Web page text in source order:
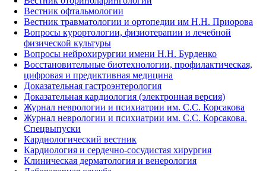
Вестник офтальмологии
Вестник травматологии и ортопедии им Н.Н. Приорова
Вопросы курортологии, физиотерапии и лечебной
физической культуры
Вопросы нейрохирургии имени Н.Н. Бурденко
Восстановительные биотехнологии, профилактическая,
цифровая и предиктивная медицина
Доказательная гастроэнтерология
Доказательная кардиология (электронная версия)
Журнал неврологии и психиатрии им. С.С. Корсакова
Журнал неврологии и психиатрии им. С.С. Корсакова.
Спецвыпуски
Кардиологический вестник
Кардиология и сердечно-сосудистая хирургия
Клиническая дерматология и венерология